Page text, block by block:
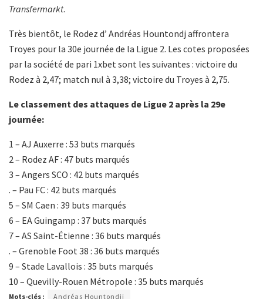
Transfermarkt.
Très bientôt, le Rodez d’ Andréas Hountondj affrontera
Troyes pour la 30e journée de la Ligue 2. Les cotes proposées
par la société de pari 1xbet sont les suivantes : victoire du
Rodez à 2,47; match nul à 3,38; victoire du Troyes à 2,75.
Le classement des attaques de Ligue 2 après la 29e
journée:
1 – AJ Auxerre : 53 buts marqués
2 – Rodez AF : 47 buts marqués
3 – Angers SCO : 42 buts marqués
. – Pau FC : 42 buts marqués
5 – SM Caen : 39 buts marqués
6 – EA Guingamp : 37 buts marqués
7 – AS Saint-Étienne : 36 buts marqués
. – Grenoble Foot 38 : 36 buts marqués
9 – Stade Lavallois : 35 buts marqués
10 – Quevilly-Rouen Métropole : 35 buts marqués
Mots-clés : Andréas Hountondji